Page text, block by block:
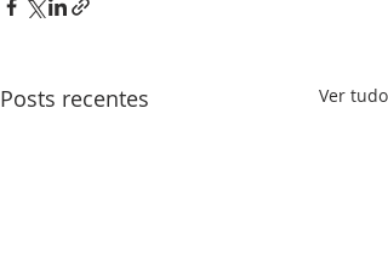
Posts recentes Ver tudo